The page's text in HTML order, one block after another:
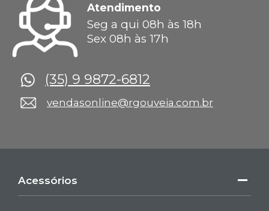
Atendimento
Seg a qui 08h às 18h
Sex 08h às 17h
(35) 9 9872-6812
vendasonline@rgouveia.com.br
Acessórios